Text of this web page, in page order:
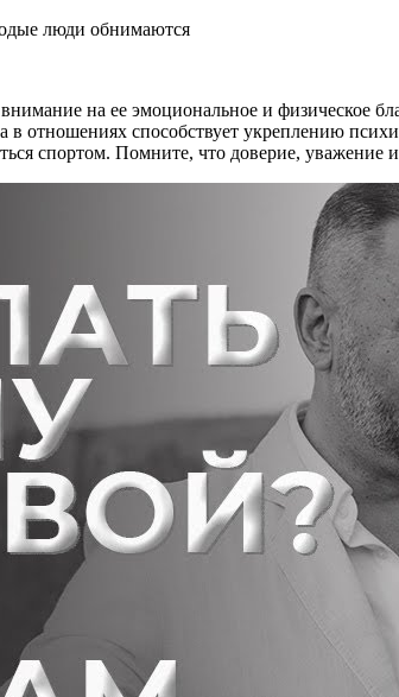
на ее эмоциональное и физическое
способствует укреплению
спортом. Помните, что доверие, уважение